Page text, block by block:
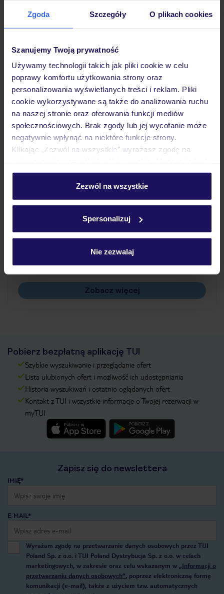
Zgoda Szczegóły O plikach cookies
Szanujemy Twoją prywatność
Używamy technologii takich jak pliki cookie w celu
poprawy komfortu użytkowania strony oraz
personalizowania wyświetlanych treści i reklam. Pliki
cookie wykorzystywane są także do analizowania ruchu
na naszej stronie oraz oferowania funkcji mediów
społecznościowych. Brak zgody lub jej wycofanie może
negatywnie wpłynąć na niektóre funkcje strony.
Klikając „Zezwól na wszystkie” wyrażasz zgodę na
personalizować swój wybór wchodząc w zakładkę
Szczegółowe informacje o plikach cookie znajdziesz
Zezwól na wszystkie
Spersonalizuj
Nie zezwalaj
Hotel
Pokoje
Wyżywienie
Atrakcje
Ważne informacje
Często zadawane pytania
Jak zmienić uczestników/osobę zgłaszającą?
Czy w Hotelu będzie przedstawiciel TUI?
Zobacz więcej
Pobierz bezpłatną aplikację TUI
Szybkie wyszukiwanie i przeglądanie ofert
Lista ulubionych ofert i możliwość ich udostępniania
Historia wyszukiwań i ostatnio oglądanych ofert
Kontakt z TUI i wszystkie informacje o Twojej rezerwacji w
myTUI
Zapisz się do newslettera
IMIĘ*
E-MAIL*
Wyrażam zgodę na przetwarzanie danych osobowych przez TUI
Poland Sp. z o.o. i TUI Poland Dystrybucja Sp. z o.o. w celach
marketingowych, w zakresie oraz celu wskazanym w „Informacji o
przetwarzaniu danych osobowych”, poprzez elektroniczną formę
komunikacji (e-mail), także z użyciem tzw. automatycznych